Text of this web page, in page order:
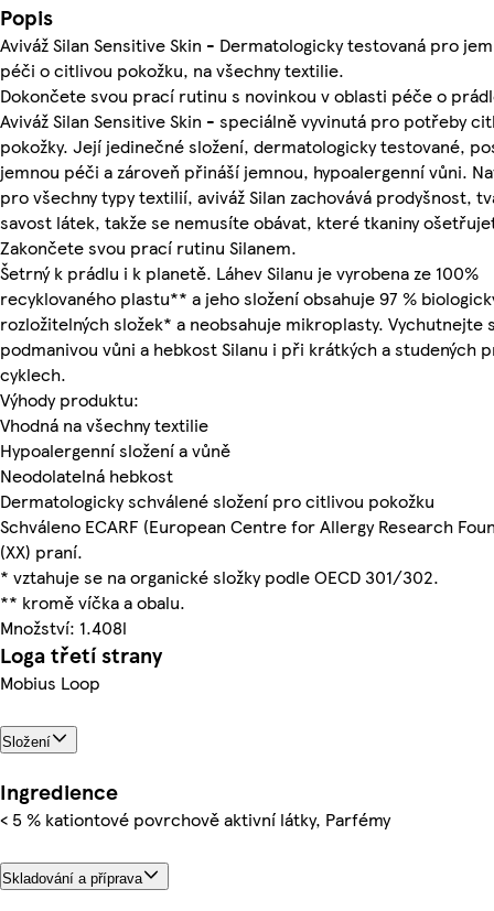
Popis
Aviváž Silan Sensitive Skin - Dermatologicky testovaná pro
péči o citlivou pokožku, na všechny textilie.
Dokončete svou prací rutinu s novinkou v oblasti péče o
Aviváž Silan Sensitive Skin - speciálně vyvinutá pro potřeby
pokožky. Její jedinečné složení, dermatologicky testované,
jemnou péči a zároveň přináší jemnou, hypoalergenní vůni.
pro všechny typy textilií, aviváž Silan zachovává prodyšnost,
savost látek, takže se nemusíte obávat, které tkaniny
Zakončete svou prací rutinu Silanem.
Šetrný k prádlu i k planetě. Láhev Silanu je vyrobena ze 100%
recyklovaného plastu** a jeho složení obsahuje 97 %
rozložitelných složek* a neobsahuje mikroplasty. Vychutnejte
podmanivou vůni a hebkost Silanu i při krátkých a studených
cyklech.
Výhody produktu:
Vhodná na všechny textilie
Hypoalergenní složení a vůně
Neodolatelná hebkost
Dermatologicky schválené složení pro citlivou pokožku
Schváleno ECARF (European Centre for Allergy Research
(XX) praní.
* vztahuje se na organické složky podle OECD 301/302.
** kromě víčka a obalu.
Množství: 1.408l
Loga třetí strany
Mobius Loop
Složení
Ingredience
< 5 % kationtové povrchově aktivní látky, Parfémy
Skladování a příprava